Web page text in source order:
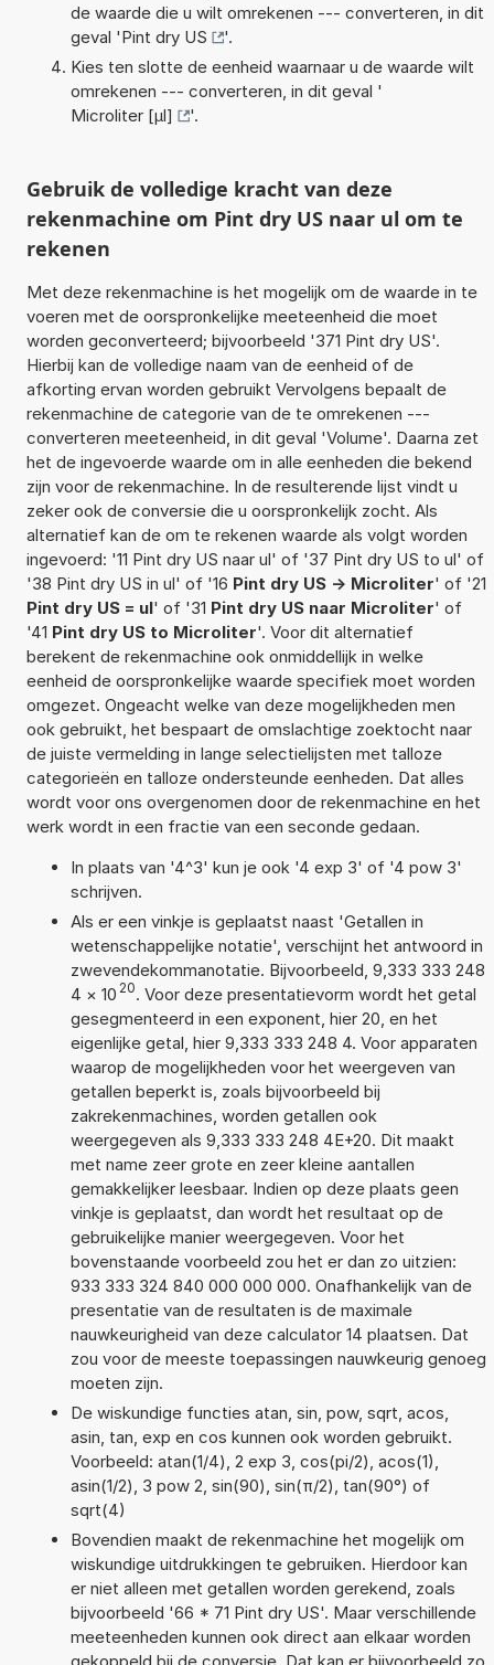
de waarde die u wilt omrekenen --- converteren, in dit
geval 'Pint dry US
'.
Kies ten slotte de eenheid waarnaar u de waarde wilt
omrekenen --- converteren, in dit geval '
Microliter [µl]
'.
Gebruik de volledige kracht van deze
rekenmachine om Pint dry US naar ul om te
rekenen
Met deze rekenmachine is het mogelijk om de waarde in te
voeren met de oorspronkelijke meeteenheid die moet
worden geconverteerd; bijvoorbeeld '371 Pint dry US'.
Hierbij kan de volledige naam van de eenheid of de
afkorting ervan worden gebruikt Vervolgens bepaalt de
rekenmachine de categorie van de te omrekenen ---
converteren meeteenheid, in dit geval 'Volume'. Daarna zet
het de ingevoerde waarde om in alle eenheden die bekend
zijn voor de rekenmachine. In de resulterende lijst vindt u
zeker ook de conversie die u oorspronkelijk zocht. Als
alternatief kan de om te rekenen waarde als volgt worden
ingevoerd: '11 Pint dry US naar ul' of '37 Pint dry US to ul' of
'38 Pint dry US in ul' of '16 Pint dry US -> Microliter' of '21
Pint dry US = ul' of '31 Pint dry US naar Microliter' of
'41 Pint dry US to Microliter'. Voor dit alternatief
berekent de rekenmachine ook onmiddellijk in welke
eenheid de oorspronkelijke waarde specifiek moet worden
omgezet. Ongeacht welke van deze mogelijkheden men
ook gebruikt, het bespaart de omslachtige zoektocht naar
de juiste vermelding in lange selectielijsten met talloze
categorieën en talloze ondersteunde eenheden. Dat alles
wordt voor ons overgenomen door de rekenmachine en het
werk wordt in een fractie van een seconde gedaan.
In plaats van '4^3' kun je ook '4 exp 3' of '4 pow 3'
schrijven.
Als er een vinkje is geplaatst naast 'Getallen in
wetenschappelijke notatie', verschijnt het antwoord in
zwevendekommanotatie. Bijvoorbeeld, 9,333 333 248
4 × 10 20. Voor deze presentatievorm wordt het getal
gesegmenteerd in een exponent, hier 20, en het
eigenlijke getal, hier 9,333 333 248 4. Voor apparaten
waarop de mogelijkheden voor het weergeven van
getallen beperkt is, zoals bijvoorbeeld bij
zakrekenmachines, worden getallen ook
weergegeven als 9,333 333 248 4E+20. Dit maakt
met name zeer grote en zeer kleine aantallen
gemakkelijker leesbaar. Indien op deze plaats geen
vinkje is geplaatst, dan wordt het resultaat op de
gebruikelijke manier weergegeven. Voor het
bovenstaande voorbeeld zou het er dan zo uitzien:
933 333 324 840 000 000 000. Onafhankelijk van de
presentatie van de resultaten is de maximale
nauwkeurigheid van deze calculator 14 plaatsen. Dat
zou voor de meeste toepassingen nauwkeurig genoeg
moeten zijn.
De wiskundige functies atan, sin, pow, sqrt, acos,
asin, tan, exp en cos kunnen ook worden gebruikt.
Voorbeeld: atan(1/4), 2 exp 3, cos(pi/2), acos(1),
asin(1/2), 3 pow 2, sin(90), sin(π/2), tan(90°) of
sqrt(4)
Bovendien maakt de rekenmachine het mogelijk om
wiskundige uitdrukkingen te gebruiken. Hierdoor kan
er niet alleen met getallen worden gerekend, zoals
bijvoorbeeld '66 * 71 Pint dry US'. Maar verschillende
meeteenheden kunnen ook direct aan elkaar worden
gekoppeld bij de conversie. Dat kan er bijvoorbeeld zo